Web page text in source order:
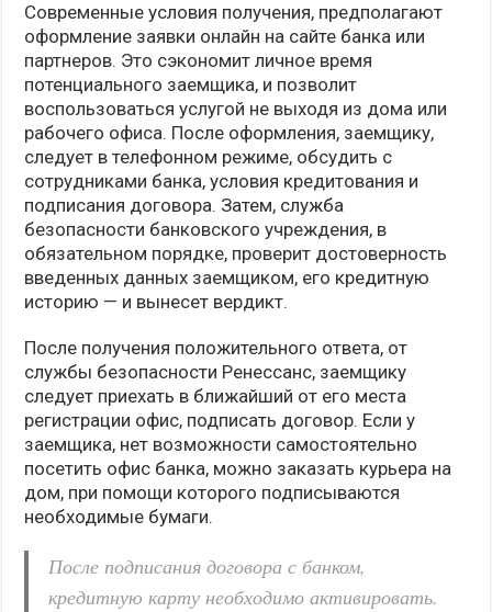
Современные условия получения, предполагают
оформление заявки онлайн на сайте банка или
партнеров. Это сэкономит личное время
потенциального заемщика, и позволит
воспользоваться услугой не выходя из дома или
рабочего офиса. После оформления, заемщику,
следует в телефонном режиме, обсудить с
сотрудниками банка, условия кредитования и
подписания договора. Затем, служба
безопасности банковского учреждения, в
обязательном порядке, проверит достоверность
введенных данных заемщиком, его кредитную
историю — и вынесет вердикт.
После получения положительного ответа, от
службы безопасности Ренессанс, заемщику
следует приехать в ближайший от его места
регистрации офис, подписать договор. Если у
заемщика, нет возможности самостоятельно
посетить офис банка, можно заказать курьера на
дом, при помощи которого подписываются
необходимые бумаги.
После подписания договора с банком,
кредитную карту необходимо активировать.